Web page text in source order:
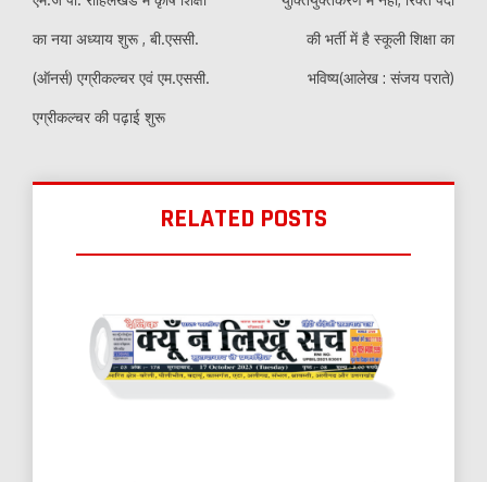
का नया अध्याय शुरू , बी.एससी.
(ऑनर्स) एग्रीकल्चर एवं एम.एससी.
एग्रीकल्चर की पढ़ाई शुरू
की भर्ती में है स्कूली शिक्षा का
भविष्य(आलेख : संजय पराते)
RELATED POSTS